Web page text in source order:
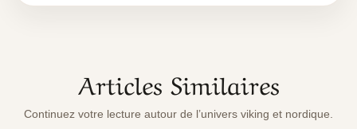
Articles Similaires
Continuez votre lecture autour de l’univers viking et nordique.